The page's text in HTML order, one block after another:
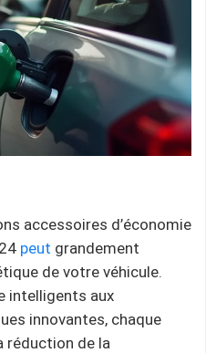
accessoires d’économie
peut grandement
de votre véhicule.
intelligents aux
innovantes, chaque
réduction de la